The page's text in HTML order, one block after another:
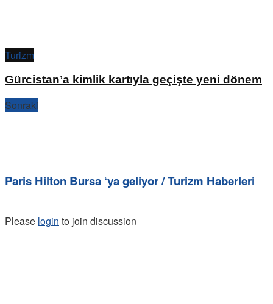
Turizm
Gürcistan’a kimlik kartıyla geçişte yeni dönem
Sonraki
Paris Hilton Bursa ‘ya geliyor / Turizm Haberleri
Please login to join discussion